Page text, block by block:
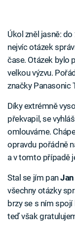
Úkol zněl jasně:
nejvíc otázek
čase. Otázek bylo
velkou výzvu.
značky Panasonic
Díky extrémně
překvapil, se
omlouváme.
opravdu pořádně
a v tomto případě
Stal se jím pan
všechny otázky
brzy se s ním
teď však